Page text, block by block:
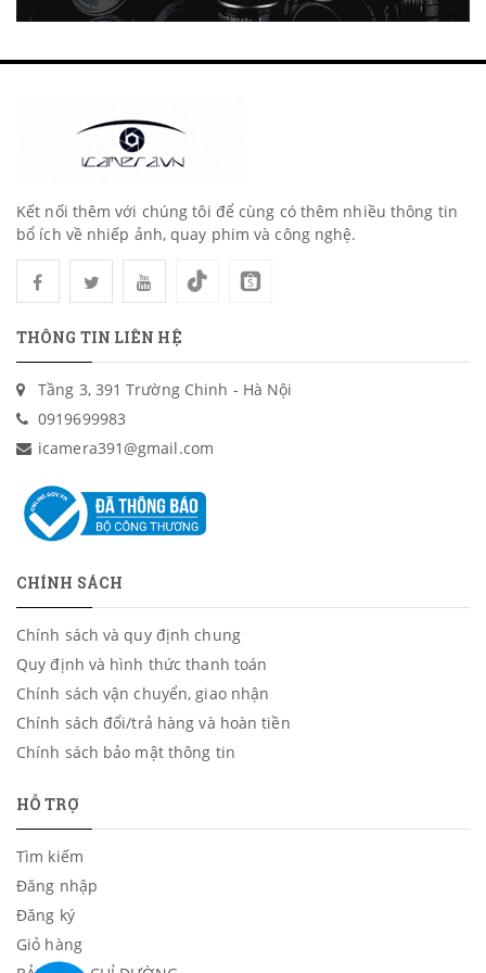
Kết nối thêm với chúng tôi để cùng có thêm nhiều thông tin
bổ ích về nhiếp ảnh, quay phim và công nghệ.
THÔNG TIN LIÊN HỆ
Tầng 3, 391 Trường Chinh - Hà Nội
0919699983
icamera391@gmail.com
CHÍNH SÁCH
Chính sách và quy định chung
Quy định và hình thức thanh toán
Chính sách vận chuyển, giao nhận
Chính sách đổi/trả hàng và hoàn tiền
Chính sách bảo mật thông tin
HỖ TRỢ
Tìm kiếm
Đăng nhập
Đăng ký
Giỏ hàng